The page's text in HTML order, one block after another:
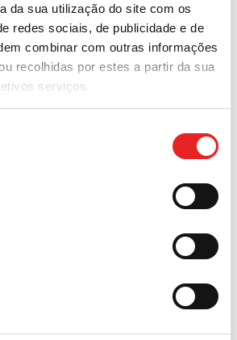
da sua utilização do site com os
redes sociais, de publicidade e de
combinar com outras informações
recolhidas por estes a partir da sua
serviços.